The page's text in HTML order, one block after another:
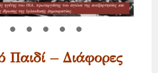
Παιδί – Διάφορες